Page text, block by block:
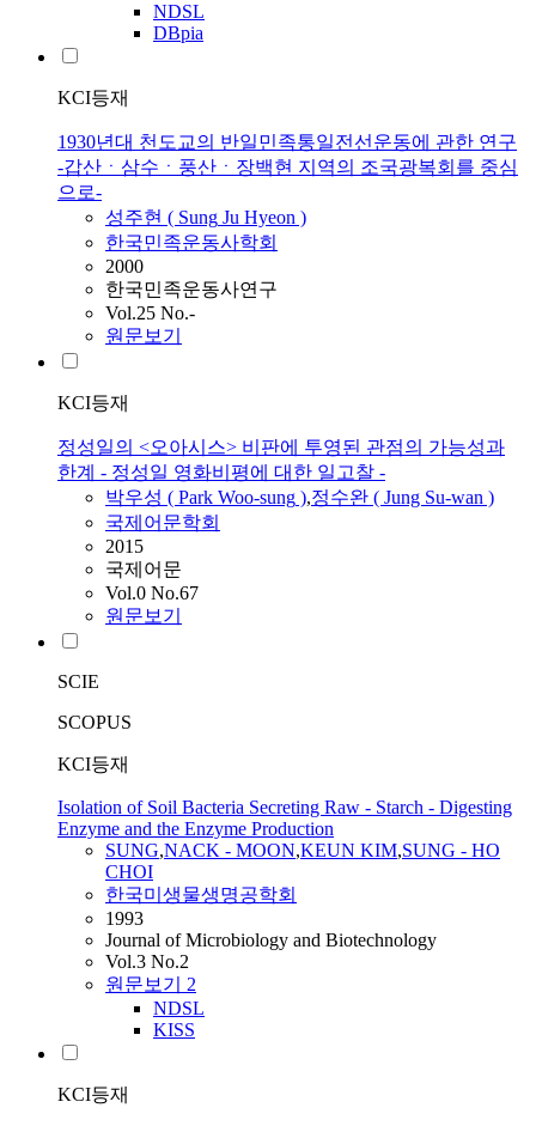
NDSL
DBpia
KCI등재
1930년대 천도교의 반일민족통일전선운동에 관한 연구
-갑산ㆍ삼수ㆍ풍산ㆍ장백현 지역의 조국광복회를 중심
으로-
성주현 ( Sung Ju Hyeon )
한국민족운동사학회
2000
한국민족운동사연구
Vol.25 No.-
원문보기
KCI등재
정성일의 <오아시스> 비판에 투영된 관점의 가능성과
한계 - 정성일 영화비평에 대한 일고찰 -
박우성 ( Park Woo-sung ),정수완 ( Jung Su-wan )
국제어문학회
2015
국제어문
Vol.0 No.67
원문보기
SCIE
SCOPUS
KCI등재
Isolation of Soil Bacteria Secreting Raw - Starch - Digesting
Enzyme and the Enzyme Production
SUNG,NACK - MOON,KEUN KIM,SUNG - HO
CHOI
한국미생물생명공학회
1993
Journal of Microbiology and Biotechnology
Vol.3 No.2
원문보기 2
NDSL
KISS
KCI등재